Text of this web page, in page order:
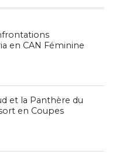
en CAN Féminine
et la Panthère du
en Coupes